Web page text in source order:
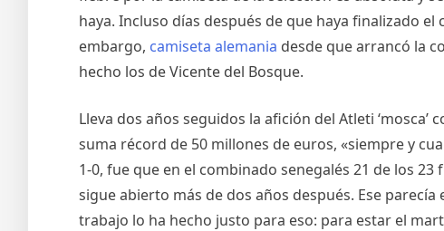
haya. Incluso días después de que haya finalizado
embargo, camiseta alemania desde que arrancó la
hecho los de Vicente del Bosque.
Lleva dos años seguidos la afición del Atleti
suma récord de 50 millones de euros, «siempre y
1-0, fue que en el combinado senegalés 21 de los
sigue abierto más de dos años después. Ese
trabajo lo ha hecho justo para eso: para estar el